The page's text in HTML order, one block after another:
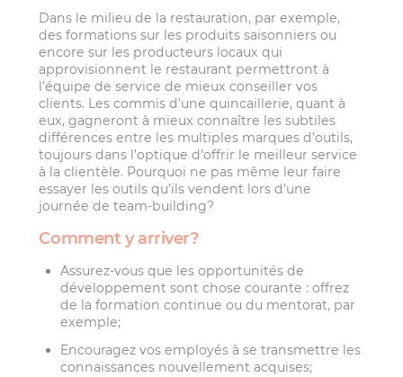
Dans le milieu de la restauration, par exemple,
des formations sur les produits saisonniers ou
encore sur les producteurs locaux qui
approvisionnent le restaurant permettront à
l’équipe de service de mieux conseiller vos
clients. Les commis d’une quincaillerie, quant à
eux, gagneront à mieux connaître les subtiles
différences entre les multiples marques d’outils,
toujours dans l’optique d’offrir le meilleur service
à la clientèle. Pourquoi ne pas même leur faire
essayer les outils qu’ils vendent lors d’une
journée de team-building?
Comment y arriver?
Assurez-vous que les opportunités de
développement sont chose courante : offrez
de la formation continue ou du mentorat, par
exemple;
Encouragez vos employés à se transmettre les
connaissances nouvellement acquises;